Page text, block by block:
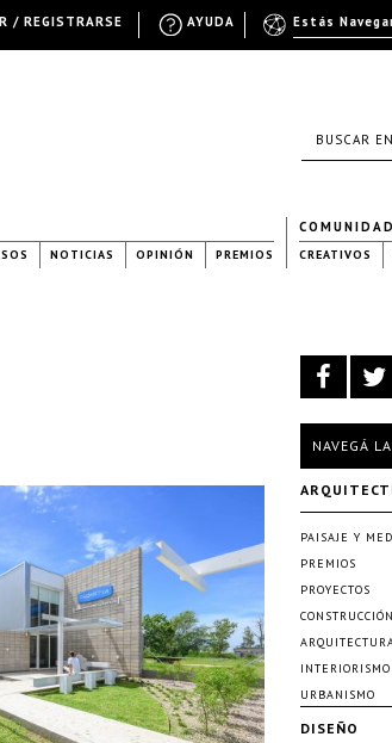
NOTICIAS OPINIÓN PREMIOS
COMUNIDAD
CREATIVOS
NAVEGÁ
PAISAJE Y
PREMIOS
PROYECTOS
CONSTRUCCIÓN
INTERIORISMO
URBANISMO
DISEÑO
Estás
AYUDA
/ REGISTRARSE